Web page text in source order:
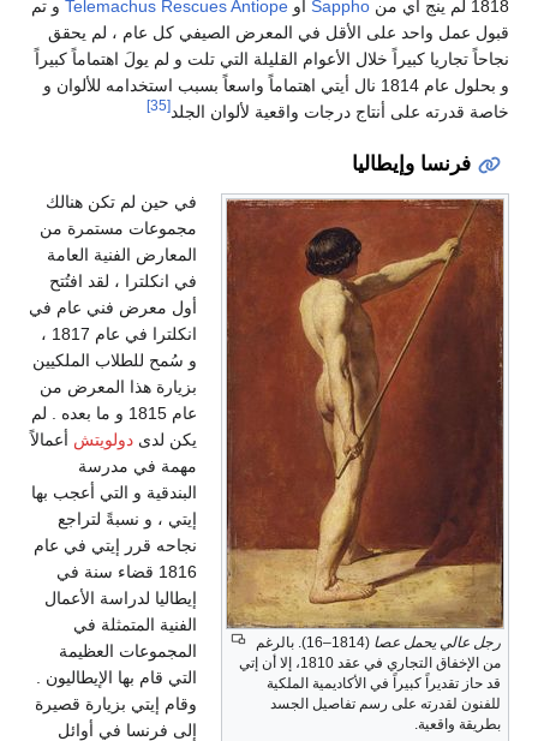
1818 لم ينج أي من
Sappho أو Telemachus Rescues Antiope و تم
قبول عمل واحد على الأقل في المعرض الصيفي كل عام ، لم يحقق
نجاحاً تجاريا كبيراً خلال الأعوام القليلة التي تلت و لم يولَ اهتماماً كبيراً
و بحلول عام 1814 نال أيتي اهتماماً واسعاً بسبب استخدامه للألوان و
خاصة قدرته على أنتاج درجات واقعية لألوان الجلد [35]
فرنسا وإيطاليا
رجل عالي يحمل عصا
(1814–16). بالرغم
من الإخفاق التجاري في عقد 1810، إلا أن إتي
قد حاز تقديراً كبيراً في الأكاديمية الملكية
للفنون لقدرته على رسم تفاصيل الجسد
بطريقة واقعية.
في حين لم تكن هنالك
مجموعات مستمرة من
المعارض الفنية العامة
في انكلترا ، لقد افتُتح
أول معرض فني عام في
انكلترا في عام 1817 ،
و سُمح للطلاب الملكيين
بزيارة هذا المعرض من
عام 1815 و ما بعده . لم
يكن لدى دولويتش أعمالاً
مهمة في مدرسة
البندقية و التي أعجب بها
إيتي ، و نسبةً لتراجع
نجاحه قرر إيتي في عام
1816 قضاء سنة في
إيطاليا لدراسة الأعمال
الفنية المتمثلة في
المجموعات العظيمة
التي قام بها الإيطاليون .
وقام إيتي بزيارة قصيرة
إلى فرنسا في أوائل